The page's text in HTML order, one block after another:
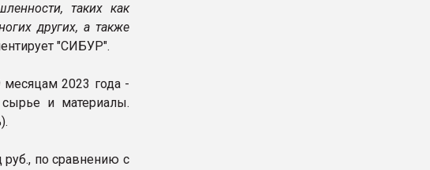
таких как
других, а также
"СИБУР".
месяцам 2023 года -
и материалы.
руб., по сравнению с